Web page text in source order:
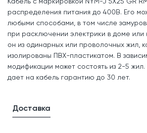
распределения питания до 400В. Его
любыми способами, в том числе
при расключении электрики в доме или
он из одинарных или проволочных жил,
изолированы ПВХ-пластикатом. В
модификации может состоять из 2-5 жил.
дает на кабель гарантию до 30 лет.
Доставка